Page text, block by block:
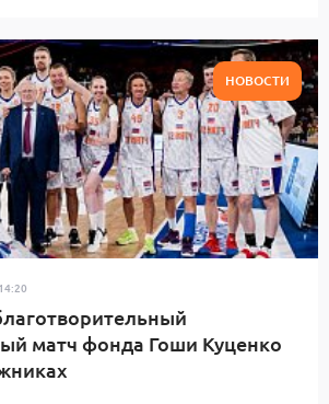
НОВОСТИ
14:20
матч фонда Гоши Куценко